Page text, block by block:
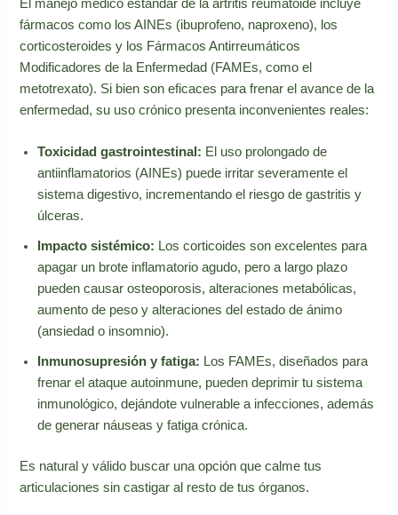
El manejo médico estándar de la artritis reumatoide incluye
fármacos como los AINEs (ibuprofeno, naproxeno), los
corticosteroides y los Fármacos Antirreumáticos
Modificadores de la Enfermedad (FAMEs, como el
metotrexato). Si bien son eficaces para frenar el avance de la
enfermedad, su uso crónico presenta inconvenientes reales:
Toxicidad gastrointestinal: El uso prolongado de
antiinflamatorios (AINEs) puede irritar severamente el
sistema digestivo, incrementando el riesgo de gastritis y
úlceras.
Impacto sistémico: Los corticoides son excelentes para
apagar un brote inflamatorio agudo, pero a largo plazo
pueden causar osteoporosis, alteraciones metabólicas,
aumento de peso y alteraciones del estado de ánimo
(ansiedad o insomnio).
Inmunosupresión y fatiga: Los FAMEs, diseñados para
frenar el ataque autoinmune, pueden deprimir tu sistema
inmunológico, dejándote vulnerable a infecciones, además
de generar náuseas y fatiga crónica.
Es natural y válido buscar una opción que calme tus
articulaciones sin castigar al resto de tus órganos.